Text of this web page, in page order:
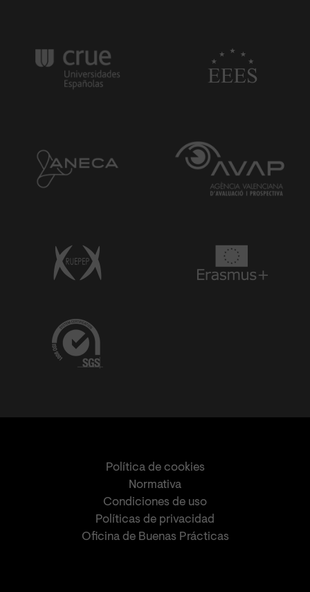
Política de cookies
Normativa
Condiciones de uso
Políticas de privacidad
Oficina de Buenas Prácticas